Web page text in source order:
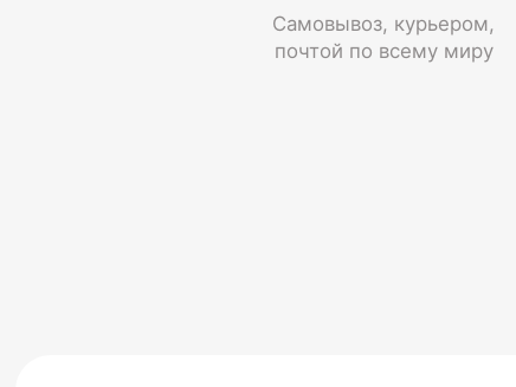
Самовывоз, курьером,
почтой по всему миру